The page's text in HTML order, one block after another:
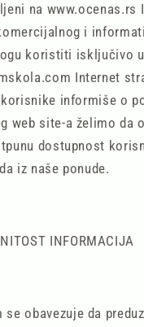
na www.ocenas.rs
i
koristiti isključivo
Internet
informiše o
web site-a želimo da
dostupnost
iz naše ponude.
INFORMACIJA
obavezuje da